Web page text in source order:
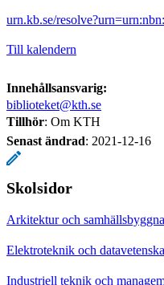
urn.kb.se/
Till kalendern
Innehållsansvarig:
biblioteket@kth.se
Tillhör: Om KTH
Senast ändrad: 2021-12-16
Skolsidor
Arkitektur och
Elektroteknik och
Industriell teknik och